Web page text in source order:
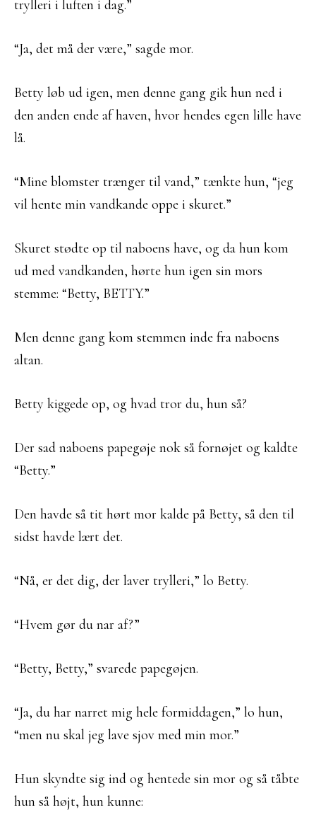
trylleri i luften i dag.”
“Ja, det må der være,” sagde mor.
Betty løb ud igen, men denne gang gik hun ned i
den anden ende af haven, hvor hendes egen lille have
lå.
“Mine blomster trænger til vand,” tænkte hun, “jeg
vil hente min vandkande oppe i skuret.”
Skuret stødte op til naboens have, og da hun kom
ud med vandkanden, hørte hun igen sin mors
stemme: “Betty, BETTY.”
Men denne gang kom stemmen inde fra naboens
altan.
Betty kiggede op, og hvad tror du, hun så?
Der sad naboens papegøje nok så fornøjet og kaldte
“Betty.”
Den havde så tit hørt mor kalde på Betty, så den til
sidst havde lært det.
“Nå, er det dig, der laver trylleri,” lo Betty.
“Hvem gør du nar af?”
“Betty, Betty,” svarede papegøjen.
“Ja, du har narret mig hele formiddagen,” lo hun,
“men nu skal jeg lave sjov med min mor.”
Hun skyndte sig ind og hentede sin mor og så tåbte
hun så højt, hun kunne: